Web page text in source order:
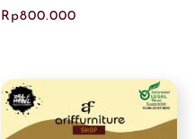
Rp800.000